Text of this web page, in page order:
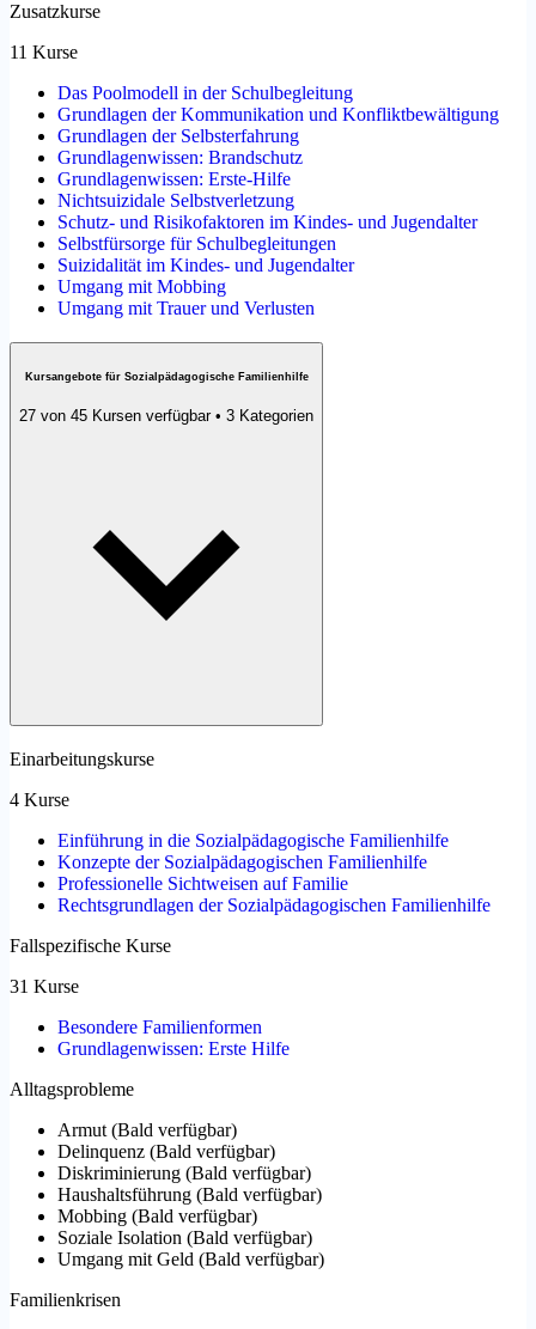
Zusatzkurse
11 Kurse
Das Poolmodell in der Schulbegleitung
Grundlagen der Kommunikation und Konfliktbewältigung
Grundlagen der Selbsterfahrung
Grundlagenwissen: Brandschutz
Grundlagenwissen: Erste-Hilfe
Nichtsuizidale Selbstverletzung
Schutz- und Risikofaktoren im Kindes- und Jugendalter
Selbstfürsorge für Schulbegleitungen
Suizidalität im Kindes- und Jugendalter
Umgang mit Mobbing
Umgang mit Trauer und Verlusten
Kursangebote für Sozialpädagogische Familienhilfe
27 von 45 Kursen verfügbar • 3 Kategorien
Einarbeitungskurse
4 Kurse
Einführung in die Sozialpädagogische Familienhilfe
Konzepte der Sozialpädagogischen Familienhilfe
Professionelle Sichtweisen auf Familie
Rechtsgrundlagen der Sozialpädagogischen Familienhilfe
Fallspezifische Kurse
31 Kurse
Besondere Familienformen
Grundlagenwissen: Erste Hilfe
Alltagsprobleme
Armut (Bald verfügbar)
Delinquenz (Bald verfügbar)
Diskriminierung (Bald verfügbar)
Haushaltsführung (Bald verfügbar)
Mobbing (Bald verfügbar)
Soziale Isolation (Bald verfügbar)
Umgang mit Geld (Bald verfügbar)
Familienkrisen